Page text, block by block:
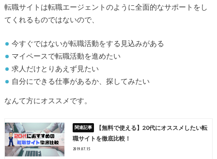
転職サイトは転職エージェントのように全面的なサポートをし
てくれるものではないので、
今すぐではないが転職活動をする見込みがある
マイペースで転職活動を進めたい
求人だけとりあえず見たい
自分にできる仕事があるか、探してみたい
なんて方にオススメです。
【無料で使える】20代にオススメしたい転
職サイトを徹底比較！
2019.07.15